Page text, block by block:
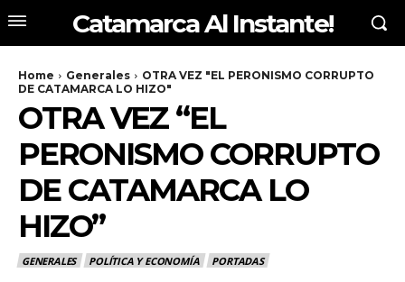
Catamarca Al Instante!
Home Generales
OTRA VEZ "EL PERONISMO CORRUPTO
DE CATAMARCA LO HIZO"
OTRA VEZ “EL
PERONISMO CORRUPTO
DE CATAMARCA LO
HIZO”
GENERALES POLÍTICA Y ECONOMÍA PORTADAS